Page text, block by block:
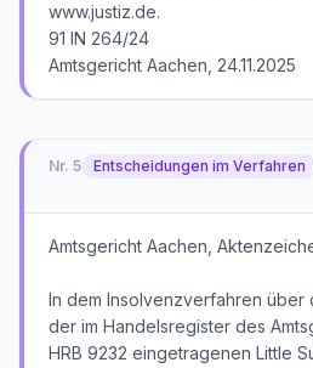
www.justiz.de.
91 IN 264/24
Nr. 5 Entscheidungen im Verfahren
Amtsgericht Aachen,
In dem Insolvenzverfahren über
der im Handelsregister des
HRB 9232 eingetragenen Little